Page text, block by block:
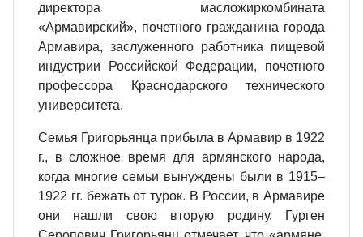
директора масложиркомбината
«Армавирский», почетного гражданина города
Армавира, заслуженного работника пищевой
индустрии Российской Федерации, почетного
профессора Краснодарского технического
университета.
Семья Григорьянца прибыла в Армавир в 1922
г., в сложное время для армянского народа,
когда многие семьи вынуждены были в 1915–
1922 гг. бежать от турок. В России, в Армавире
они нашли свою вторую родину. Гурген